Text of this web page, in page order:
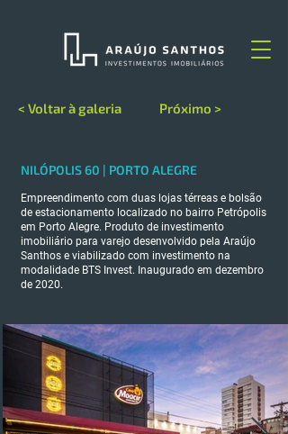
< Voltar à galeria Próximo >
NILÓPOLIS 60 | PORTO ALEGRE
Empreendimento com duas lojas térreas e bolsão
de estacionamento localizado no bairro Petrópolis
em Porto Alegre. Produto de investimento
imobiliário para varejo desenvolvido pela Araújo
Santhos e viabilizado com investimento na
modalidade BTS Invest. Inaugurado em dezembro
de 2020.